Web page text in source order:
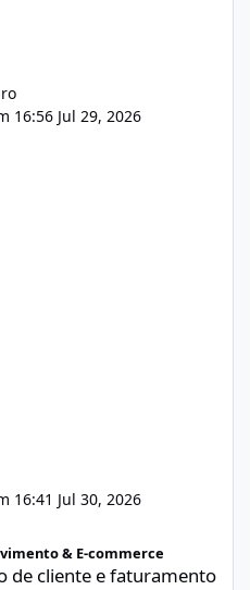
16:56 Jul 29, 2026
16:41 Jul 30, 2026
& E-commerce
de cliente e faturamento